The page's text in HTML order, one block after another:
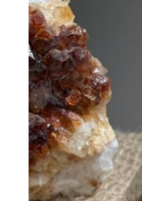
Courriel
*
JE
M'INSCRIS!